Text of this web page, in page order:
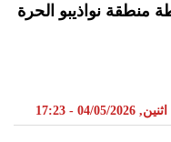
نواذيبو الحرة
اثنين, 04/05/2026 - 17:23